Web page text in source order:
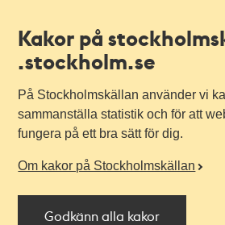
Kakor på
.stockholm.se
På Stockholmskällan använder vi
sammanställa statistik och för att
fungera på ett bra sätt för dig.
Om kakor på Stockholmskällan
Godkänn alla kakor